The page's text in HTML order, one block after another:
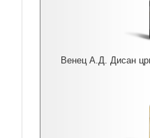
Венец А.Д. Дисан